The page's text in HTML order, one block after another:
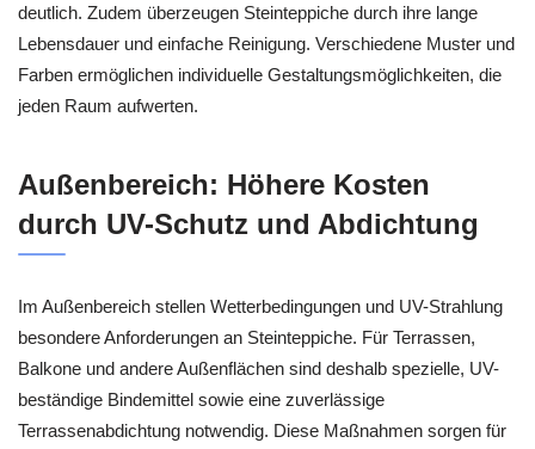
deutlich. Zudem überzeugen Steinteppiche durch ihre lange
Lebensdauer und einfache Reinigung. Verschiedene Muster und
Farben ermöglichen individuelle Gestaltungsmöglichkeiten, die
jeden Raum aufwerten.
Außenbereich: Höhere Kosten
durch UV-Schutz und Abdichtung
Im Außenbereich stellen Wetterbedingungen und UV-Strahlung
besondere Anforderungen an Steinteppiche. Für Terrassen,
Balkone und andere Außenflächen sind deshalb spezielle, UV-
beständige Bindemittel sowie eine zuverlässige
Terrassenabdichtung notwendig. Diese Maßnahmen sorgen für